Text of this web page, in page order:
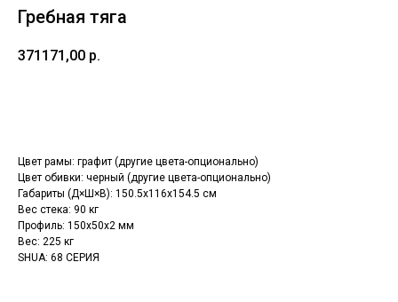
Гребная тяга
371171,00 р.
Цвет рамы: графит (другие цвета-опционально)
Цвет обивки: черный (другие цвета-опционально)
Габариты (Д×Ш×В): 150.5x116x154.5 см
Вес стека: 90 кг
Профиль: 150х50х2 мм
Вес: 225 кг
SHUA: 68 СЕРИЯ